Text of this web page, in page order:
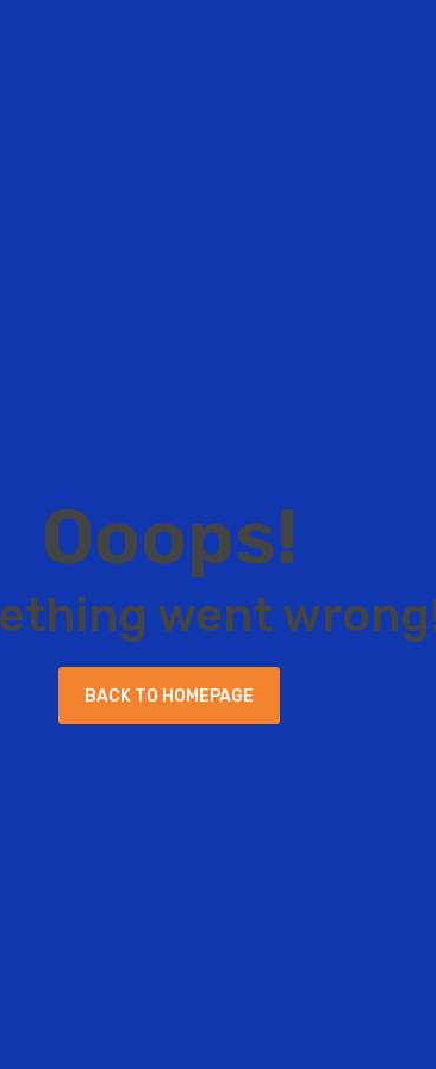
Ooops!
ething went wrong
BACK TO HOM EPAG E